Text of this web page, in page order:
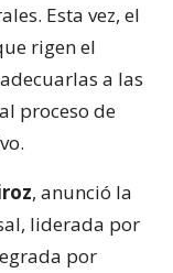
Esta vez, el
rigen el
a las
proceso de
, anunció la
liderada por
por